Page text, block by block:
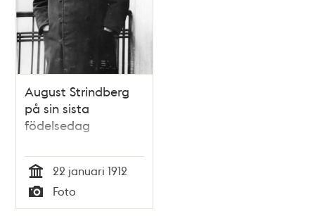
August Strindberg
på sin sista
födelsedag
Tid
22 januari 1912
Typ
Foto